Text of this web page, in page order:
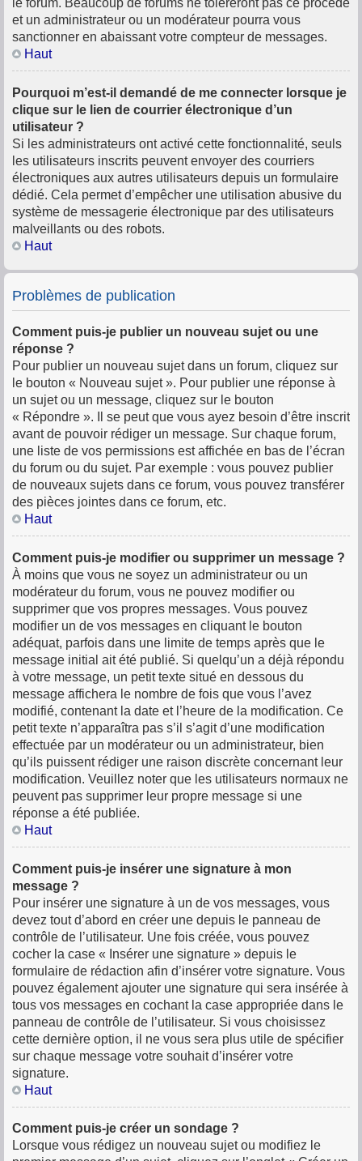
le forum. Beaucoup de forums ne toléreront pas ce procédé
et un administrateur ou un modérateur pourra vous
sanctionner en abaissant votre compteur de messages.
Haut
Pourquoi m’est-il demandé de me connecter lorsque je
clique sur le lien de courrier électronique d’un
utilisateur ?
Si les administrateurs ont activé cette fonctionnalité, seuls
les utilisateurs inscrits peuvent envoyer des courriers
électroniques aux autres utilisateurs depuis un formulaire
dédié. Cela permet d’empêcher une utilisation abusive du
système de messagerie électronique par des utilisateurs
malveillants ou des robots.
Haut
Problèmes de publication
Comment puis-je publier un nouveau sujet ou une
réponse ?
Pour publier un nouveau sujet dans un forum, cliquez sur
le bouton « Nouveau sujet ». Pour publier une réponse à
un sujet ou un message, cliquez sur le bouton
« Répondre ». Il se peut que vous ayez besoin d’être inscrit
avant de pouvoir rédiger un message. Sur chaque forum,
une liste de vos permissions est affichée en bas de l’écran
du forum ou du sujet. Par exemple : vous pouvez publier
de nouveaux sujets dans ce forum, vous pouvez transférer
des pièces jointes dans ce forum, etc.
Haut
Comment puis-je modifier ou supprimer un message ?
À moins que vous ne soyez un administrateur ou un
modérateur du forum, vous ne pouvez modifier ou
supprimer que vos propres messages. Vous pouvez
modifier un de vos messages en cliquant le bouton
adéquat, parfois dans une limite de temps après que le
message initial ait été publié. Si quelqu’un a déjà répondu
à votre message, un petit texte situé en dessous du
message affichera le nombre de fois que vous l’avez
modifié, contenant la date et l’heure de la modification. Ce
petit texte n’apparaîtra pas s’il s’agit d’une modification
effectuée par un modérateur ou un administrateur, bien
qu’ils puissent rédiger une raison discrète concernant leur
modification. Veuillez noter que les utilisateurs normaux ne
peuvent pas supprimer leur propre message si une
réponse a été publiée.
Haut
Comment puis-je insérer une signature à mon
message ?
Pour insérer une signature à un de vos messages, vous
devez tout d’abord en créer une depuis le panneau de
contrôle de l’utilisateur. Une fois créée, vous pouvez
cocher la case « Insérer une signature » depuis le
formulaire de rédaction afin d’insérer votre signature. Vous
pouvez également ajouter une signature qui sera insérée à
tous vos messages en cochant la case appropriée dans le
panneau de contrôle de l’utilisateur. Si vous choisissez
cette dernière option, il ne vous sera plus utile de spécifier
sur chaque message votre souhait d’insérer votre
signature.
Haut
Comment puis-je créer un sondage ?
Lorsque vous rédigez un nouveau sujet ou modifiez le